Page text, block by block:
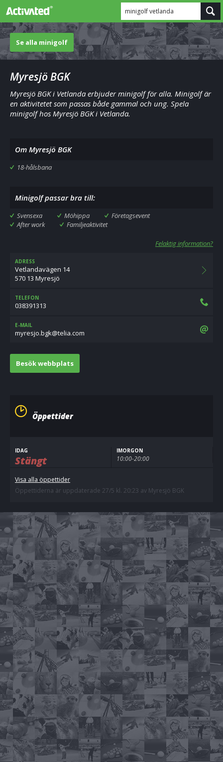
minigolf vetlanda
Se alla minigolf
Myresjö BGK
Myresjö BGK i Vetlanda erbjuder minigolf för alla. Minigolf är
en aktivitetet som passas både gammal och ung. Spela
minigolf hos Myresjö BGK i Vetlanda.
Om Myresjö BGK
18-hålsbana
Minigolf passar bra till:
Svensexa Möhippa
Företagsevent
After work
Familjeaktivitet
Felaktig information?
ADRESS
Vetlandavägen 14
570 13 Myresjö
TELEFON
038391313
E-MAIL
moc.ailet@kgb.ojserym
Besök webbplats
Öppettider
IDAG
Stängt
IMORGON
10:00-20:00
Visa alla öppettider
Öppettiderna är uppdaterade 27/5 kl. 20:23 av Myresjö BGK